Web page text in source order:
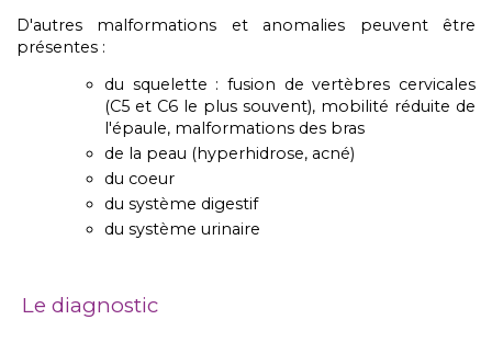
D'autres malformations et anomalies peuvent être
présentes :
du squelette : fusion de vertèbres cervicales
(C5 et C6 le plus souvent), mobilité réduite de
l'épaule, malformations des bras
de la peau (hyperhidrose, acné)
du coeur
du système digestif
du système urinaire
Le diagnostic